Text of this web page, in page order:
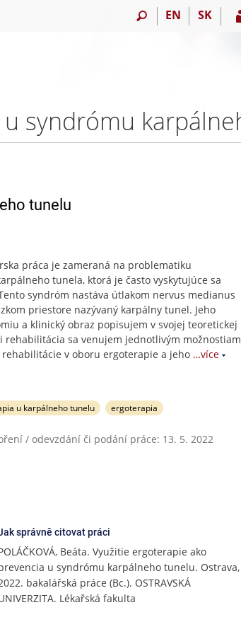
EN SK
tunelu
práca je zameraná na problematiku
tunela, ktorá je často vyskytujúce sa
syndróm nastáva útlakom nervus medianus
priestore nazývaný karpálny tunel. Jeho
a klinický obraz popisujem v svojej teoretickej
rehabilitácia sa venujem jednotlivým možnostiam
v oboru ergoterapie a jeho …více
u karpálneho tunelu ergoterapia
/ odevzdání či podání práce: 13. 5. 2022
správně citovat práci
Beáta. Využitie ergoterapie ako
u syndrómu karpálneho tunelu. Ostrava,
bakalářská práce (Bc.). OSTRAVSKÁ
Lékařská fakulta